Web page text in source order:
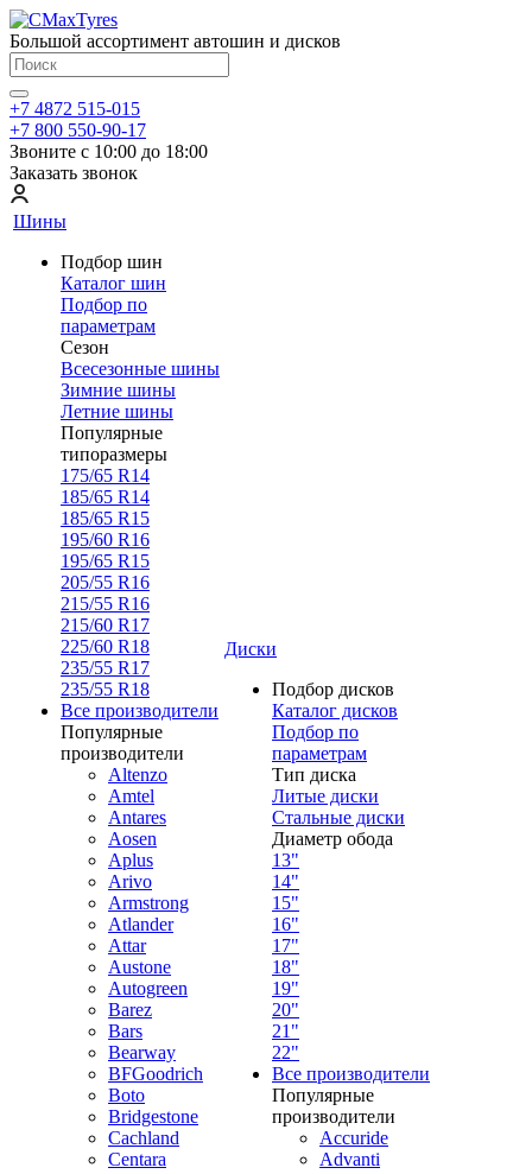
Большой ассортимент автошин и дисков
+7 4872 515-015
+7 800 550-90-17
Звоните с 10:00 до 18:00
Заказать звонок
Шины
Подбор шин
Каталог шин
Подбор по
параметрам
Сезон
Всесезонные шины
Зимние шины
Летние шины
Популярные
типоразмеры
175/65 R14
185/65 R14
185/65 R15
195/60 R16
195/65 R15
205/55 R16
215/55 R16
215/60 R17
225/60 R18
235/55 R17
235/55 R18
Все производители
Популярные
производители
Altenzo
Amtel
Antares
Aosen
Aplus
Arivo
Armstrong
Atlander
Attar
Austone
Autogreen
Barez
Bars
Bearway
BFGoodrich
Boto
Bridgestone
Cachland
Centara
Диски
Подбор дисков
Каталог дисков
Подбор по
параметрам
Тип диска
Литые диски
Стальные диски
Диаметр обода
13"
14"
15"
16"
17"
18"
19"
20"
21"
22"
Все производители
Популярные
производители
Accuride
Advanti